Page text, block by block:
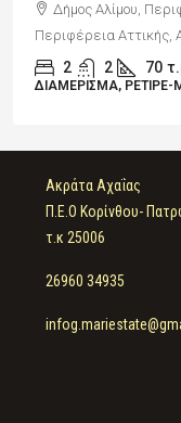
Δήμος Αλίμου,
Περιφέρεια Αττικής,
2 2 70
ΔΙΑΜΈΡΙΣΜΑ,
Ακράτα Αχαΐας
Π.Ε.Ο Κορίνθου-
τ.κ 25006
26960 34935